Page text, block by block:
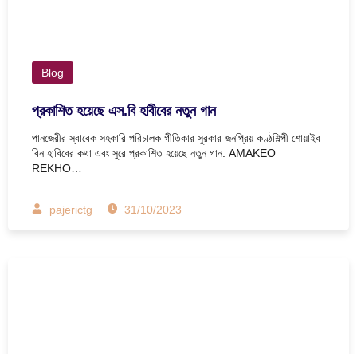
Blog
প্রকাশিত হয়েছে এস.বি হাবীবের নতুন গান
পানজেরীর স্বাবেক সহকারি পরিচালক গীতিকার সুরকার জনপ্রিয় কণ্ঠশিল্পী শোয়াইব
বিন হাবিবের কথা এবং সুরে প্রকাশিত হয়েছে নতুন গান. AMAKEO
REKHO…
pajerictg 31/10/2023